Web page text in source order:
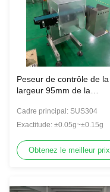
Peseur de contrôle de la
largeur 95mm de la
bouteille de médecine
Cadre principal: SUS304
Exactitude: ±0.05g~±0.15g
Obtenez le meilleur prix